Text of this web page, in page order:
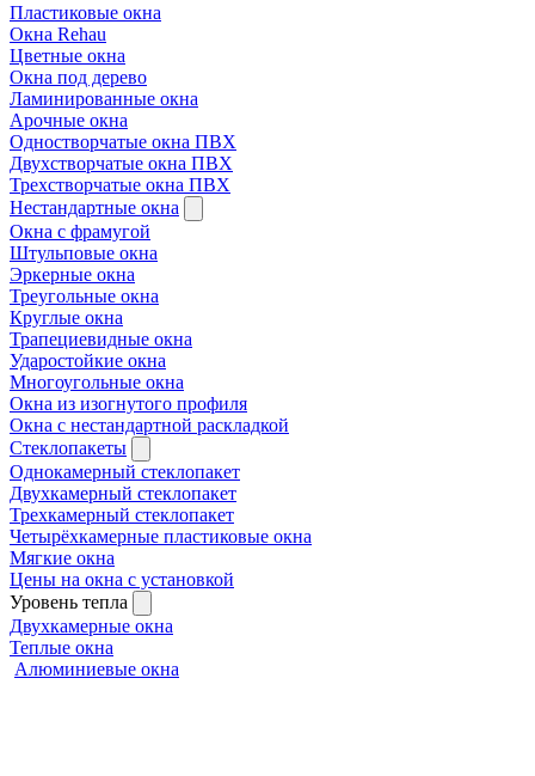
Пластиковые окна
Окна Rehau
Цветные окна
Окна под дерево
Ламинированные окна
Арочные окна
Одностворчатые окна ПВХ
Двухстворчатые окна ПВХ
Трехстворчатые окна ПВХ
Нестандартные окна
Окна с фрамугой
Штульповые окна
Эркерные окна
Треугольные окна
Круглые окна
Трапециевидные окна
Ударостойкие окна
Многоугольные окна
Окна из изогнутого профиля
Окна с нестандартной раскладкой
Стеклопакеты
Однокамерный стеклопакет
Двухкамерный стеклопакет
Трехкамерный стеклопакет
Четырёхкамерные пластиковые окна
Мягкие окна
Цены на окна с установкой
Уровень тепла
Двухкамерные окна
Теплые окна
Алюминиевые окна